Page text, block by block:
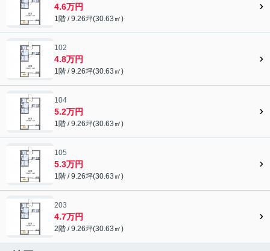
4.6万円
1階 / 9.26坪(30.63㎡)
102
4.8万円
1階 / 9.26坪(30.63㎡)
104
5.2万円
1階 / 9.26坪(30.63㎡)
105
5.3万円
1階 / 9.26坪(30.63㎡)
203
4.7万円
2階 / 9.26坪(30.63㎡)